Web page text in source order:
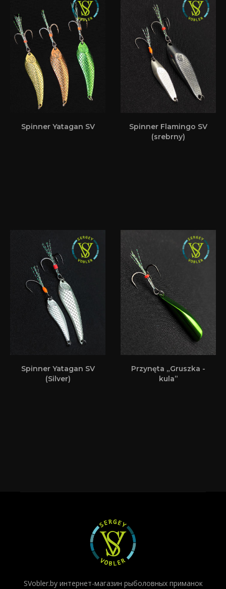
Spinner Yatagan SV
Spinner Flamingo SV
(srebrny)
Spinner Yatagan SV
(Silver)
Przynęta „Gruszka -
kula”
SVobler.by интернет-магазин рыболовных приманок